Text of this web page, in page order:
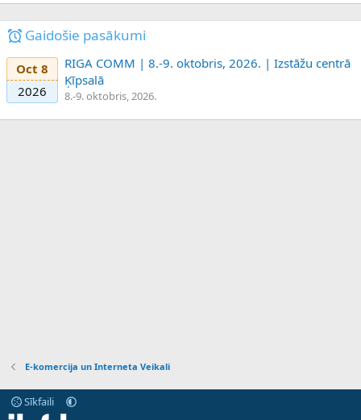
Gaidošie pasākumi
Oct 8
2026
RIGA COMM | 8.-9. oktobris, 2026. | Izstāžu centrā
Ķīpsalā
8.-9. oktobris, 2026.
E-komercija un Interneta Veikali
Sīkfaili